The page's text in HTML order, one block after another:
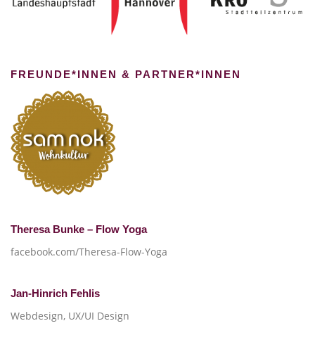
FREUNDE*INNEN & PARTNER*INNEN
Theresa Bunke – Flow Yoga
facebook.com/Theresa-Flow-Yoga
Jan-Hinrich Fehlis
Webdesign, UX/UI Design